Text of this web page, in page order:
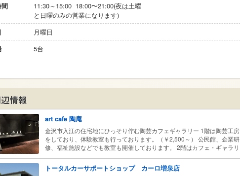
11:30～15:00 18:00〜21:00(夜は土曜
と日曜のみの営業になります)
月曜日
5台
art cafe 陶庵
金沢市入江の住宅地にひっそり佇む陶芸カフェギャラリー 1階は陶芸工房
をしており、体験教室も行っております。（￥2,500～） 公民館、企業研
修、福祉施設などでも教室も開催しております。 2階はカフェ・ギャラリ
選んで、飲み物やデザートを楽しむ事ができます。 ギャラリーでは2週間
毎に作家さんの個展を開催しております。 どうぞ、お気軽にお越しくだ
トータルカーサポートショップ カーロ増泉店